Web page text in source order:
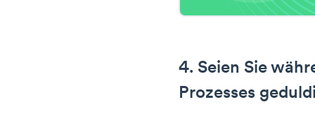
4. Seien Sie
Prozesses